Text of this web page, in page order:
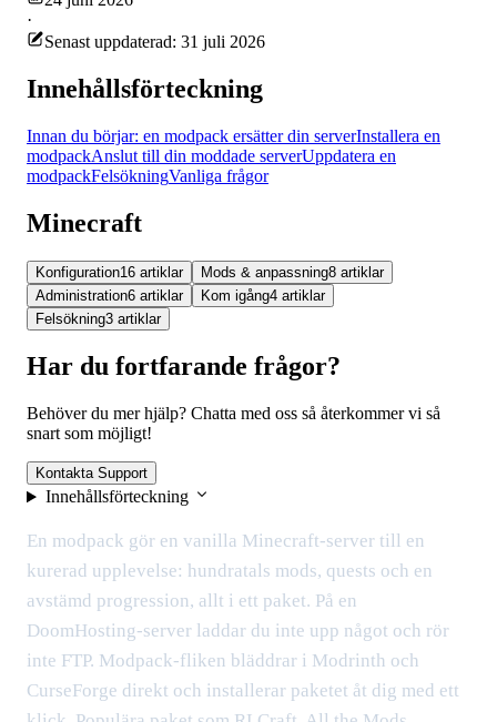
·
Senast uppdaterad: 31 juli 2026
Innehållsförteckning
Innan du börjar: en modpack ersätter din serverInstallera en
modpackAnslut till din moddade serverUppdatera en
modpackFelsökningVanliga frågor
Minecraft
Konfiguration16 artiklar Mods & anpassning8 artiklar
Administration6 artiklar Kom igång4 artiklar
Felsökning3 artiklar
Har du fortfarande frågor?
Behöver du mer hjälp? Chatta med oss så återkommer vi så
snart som möjligt!
Kontakta Support
Innehållsförteckning
En modpack gör en vanilla Minecraft-server till en
kurerad upplevelse: hundratals mods, quests och en
avstämd progression, allt i ett paket. På en
DoomHosting-server laddar du inte upp något och rör
inte FTP. Modpack-fliken bläddrar i Modrinth och
CurseForge direkt och installerar paketet åt dig med ett